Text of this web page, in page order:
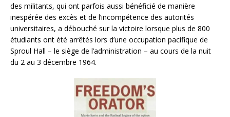
des militants, qui ont parfois aussi bénéficié de manière
inespérée des excès et de l’incompétence des autorités
universitaires, a débouché sur la victoire lorsque plus de 800
étudiants ont été arrêtés lors d’une occupation pacifique de
Sproul Hall ­– le siège de l’administration – au cours de la nuit
du 2 au 3 décembre 1964.